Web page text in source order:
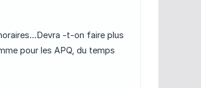
-t-on faire plus
pour les APQ, du temps